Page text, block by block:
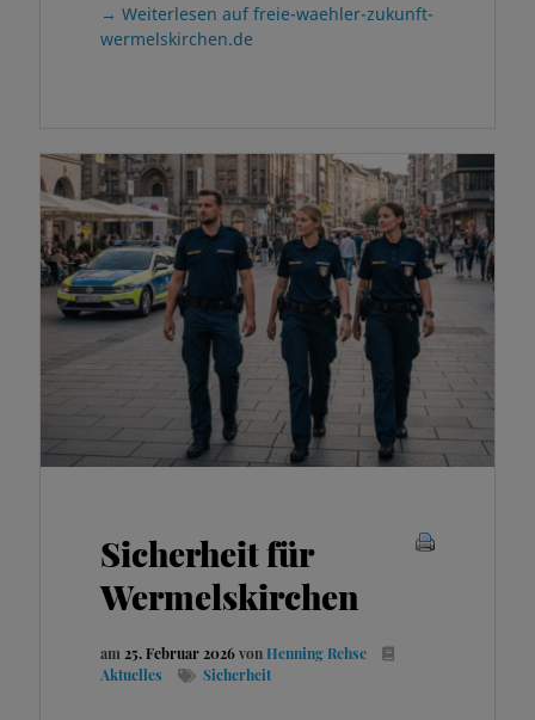
→ Weiterlesen auf freie-waehler-zukunft-
wermelskirchen.de
Sicherheit für
Wermelskirchen
am 25. Februar 2026von Henning Rehse
Aktuelles
Sicherheit